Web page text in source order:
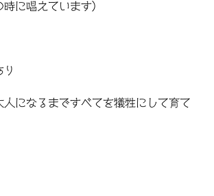
時に唱えています）
人になるまですべてを犠牲にして育て